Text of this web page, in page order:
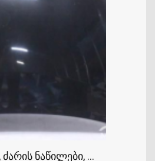
ნაწილები, კაპოტი,